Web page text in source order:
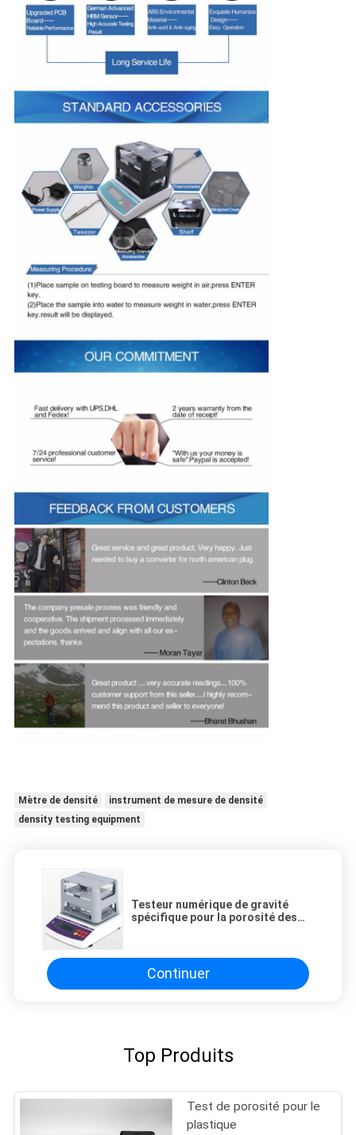
Mètre de densité
instrument de mesure de densité
density testing equipment
Testeur numérique de gravité
spécifique pour la porosité des
Continuer
Top Produits
Test de porosité pour le
plastique